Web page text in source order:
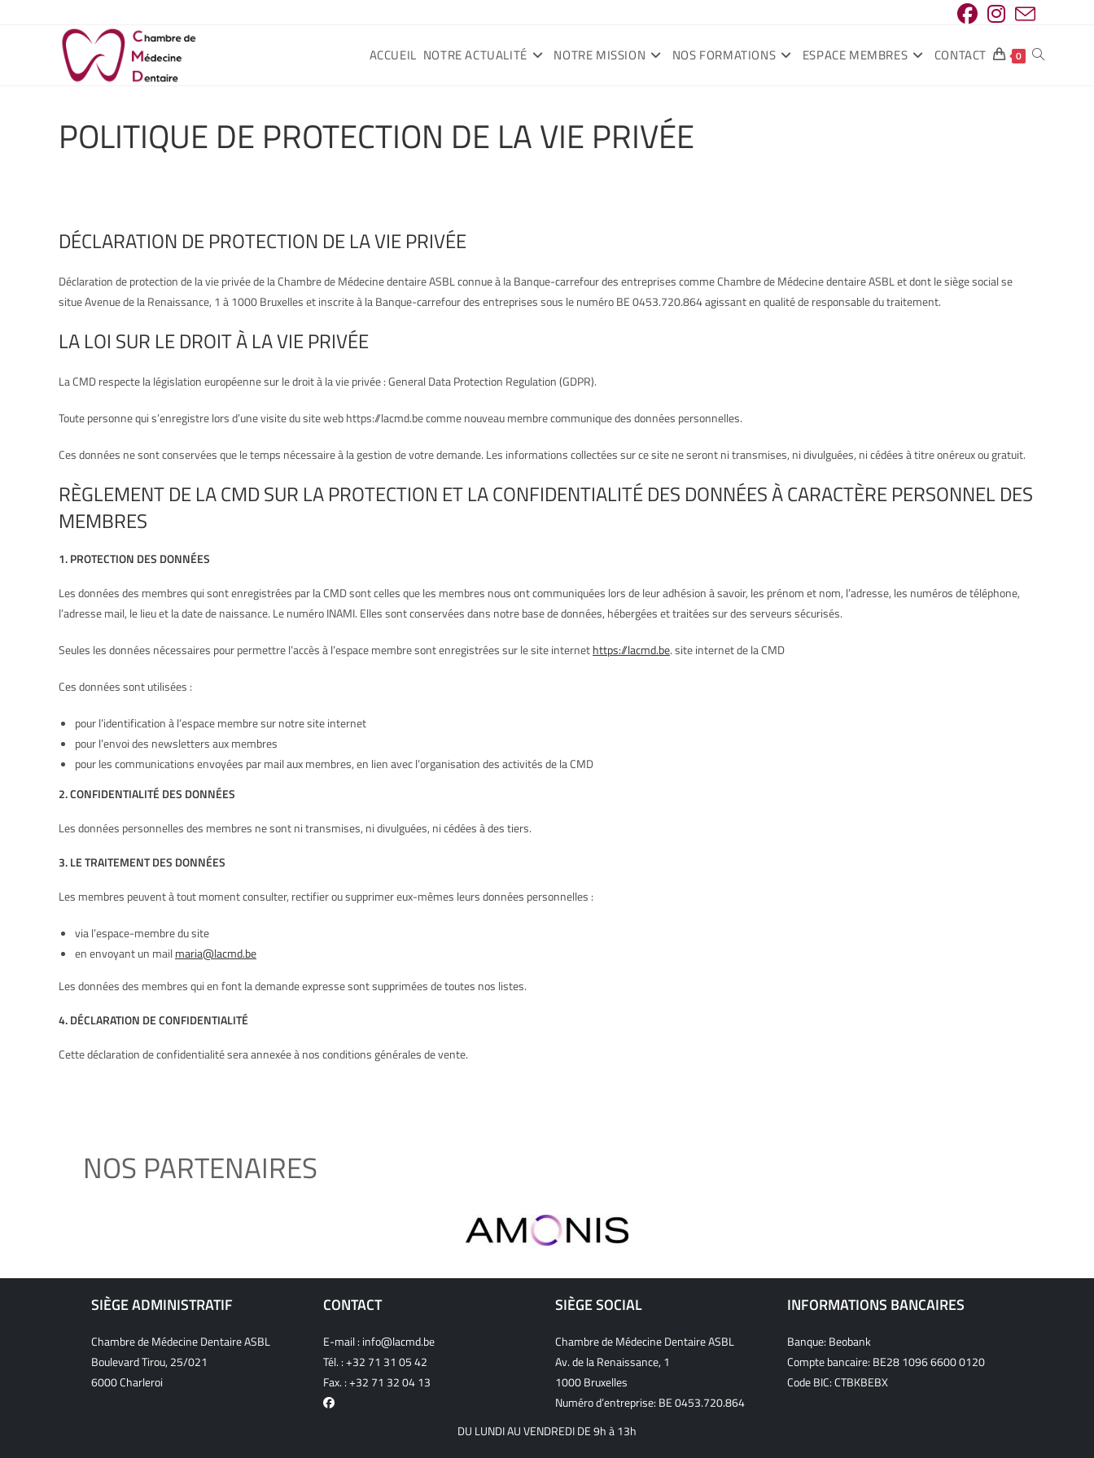
ACCUEIL NOTRE ACTUALITÉ NOTRE MISSION NOS FORMATIONS ESPACE MEMBRES CONTACT 0
POLITIQUE DE PROTECTION DE LA VIE PRIVÉE
DÉCLARATION DE PROTECTION DE LA VIE PRIVÉE
Déclaration de protection de la vie privée de la Chambre de Médecine dentaire ASBL connue à la Banque-carrefour des entreprises comme Chambre de Médecine dentaire ASBL et dont le siège social se
situe Avenue de la Renaissance, 1 à 1000 Bruxelles et inscrite à la Banque-carrefour des entreprises sous le numéro BE 0453.720.864 agissant en qualité de responsable du traitement.
LA LOI SUR LE DROIT À LA VIE PRIVÉE
La CMD respecte la législation européenne sur le droit à la vie privée : General Data Protection Regulation (GDPR).
Toute personne qui s’enregistre lors d’une visite du site web https://lacmd.be comme nouveau membre communique des données personnelles.
Ces données ne sont conservées que le temps nécessaire à la gestion de votre demande. Les informations collectées sur ce site ne seront ni transmises, ni divulguées, ni cédées à titre onéreux ou gratuit.
RÈGLEMENT DE LA CMD SUR LA PROTECTION ET LA CONFIDENTIALITÉ DES DONNÉES À CARACTÈRE PERSONNEL DES
MEMBRES
1. PROTECTION DES DONNÉES
Les données des membres qui sont enregistrées par la CMD sont celles que les membres nous ont communiquées lors de leur adhésion à savoir, les prénom et nom, l’adresse, les numéros de téléphone,
l’adresse mail, le lieu et la date de naissance. Le numéro INAMI. Elles sont conservées dans notre base de données, hébergées et traitées sur des serveurs sécurisés.
Seules les données nécessaires pour permettre l’accès à l’espace membre sont enregistrées sur le site internethttps://lacmd.be. site internet de la CMD
Ces données sont utilisées :
pour l’identification à l’espace membre sur notre site internet
pour l’envoi des newsletters aux membres
pour les communications envoyées par mail aux membres, en lien avec l’organisation des activités de la CMD
2. CONFIDENTIALITÉ DES DONNÉES
Les données personnelles des membres ne sont ni transmises, ni divulguées, ni cédées à des tiers.
3. LE TRAITEMENT DES DONNÉES
Les membres peuvent à tout moment consulter, rectifier ou supprimer eux-mêmes leurs données personnelles :
via l’espace-membre du site
en envoyant un mailmaria@lacmd.be
Les données des membres qui en font la demande expresse sont supprimées de toutes nos listes.
4. DÉCLARATION DE CONFIDENTIALITÉ
Cette déclaration de confidentialité sera annexée à nos conditions générales de vente.
NOS PARTENAIRES
SIÈGE ADMINISTRATIF
Chambre de Médecine Dentaire ASBL
Boulevard Tirou, 25/021
6000 Charleroi
CONTACT
E-mail : info@lacmd.be
Tél. :+32 71 31 05 42
Fax. : +32 71 32 04 13
SIÈGE SOCIAL
Chambre de Médecine Dentaire ASBL
Av. de la Renaissance, 1
1000 Bruxelles
Numéro d’entreprise: BE 0453.720.864
INFORMATIONS BANCAIRES
Banque: Beobank
Compte bancaire: BE28 1096 6600 0120
Code BIC: CTBKBEBX
DU LUNDI AU VENDREDI DE 9h à 13h